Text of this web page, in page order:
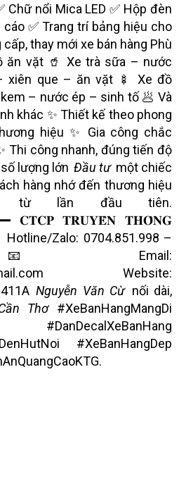
Chữ nổi Mica LED ✅ Hộp đèn
✅ Trang trí bảng hiệu cho
thay mới xe bán hàng Phù
ăn vặt 🥤 Xe trà sữa – nước
xiên que – ăn vặt 🍢 Xe đồ
– nước ép – sinh tố 🥟 Và
khác ✨ Thiết kế theo phong
hiệu ✨ Gia công chắc
Thi công nhanh, đúng tiến độ
lượng lớn Đầu tư một chiếc
hàng nhớ đến thương hiệu
từ lần đầu tiên.
𝐂𝐓𝐂𝐏 𝐓𝐑𝐔𝐘𝐄̂̀𝐍 𝐓𝐇𝐎̂𝐍𝐆
Zalo: 0704.851.998 –
📧 Email:
Website:
Nguyễn Văn Cừ nối dài,
Thơ #XeBanHangMangDi
#DanDecalXeBanHang
#XeBanHangDep